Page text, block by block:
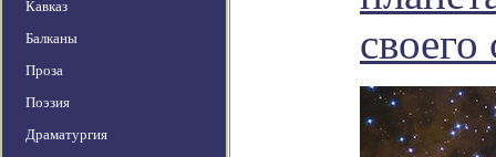
Кавказ
Балканы
Проза
Поэзия
Драматургия
своего